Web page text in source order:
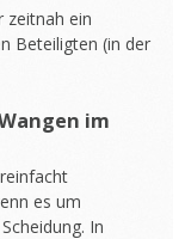
zeitnah ein
Beteiligten (in der
im
es um
In